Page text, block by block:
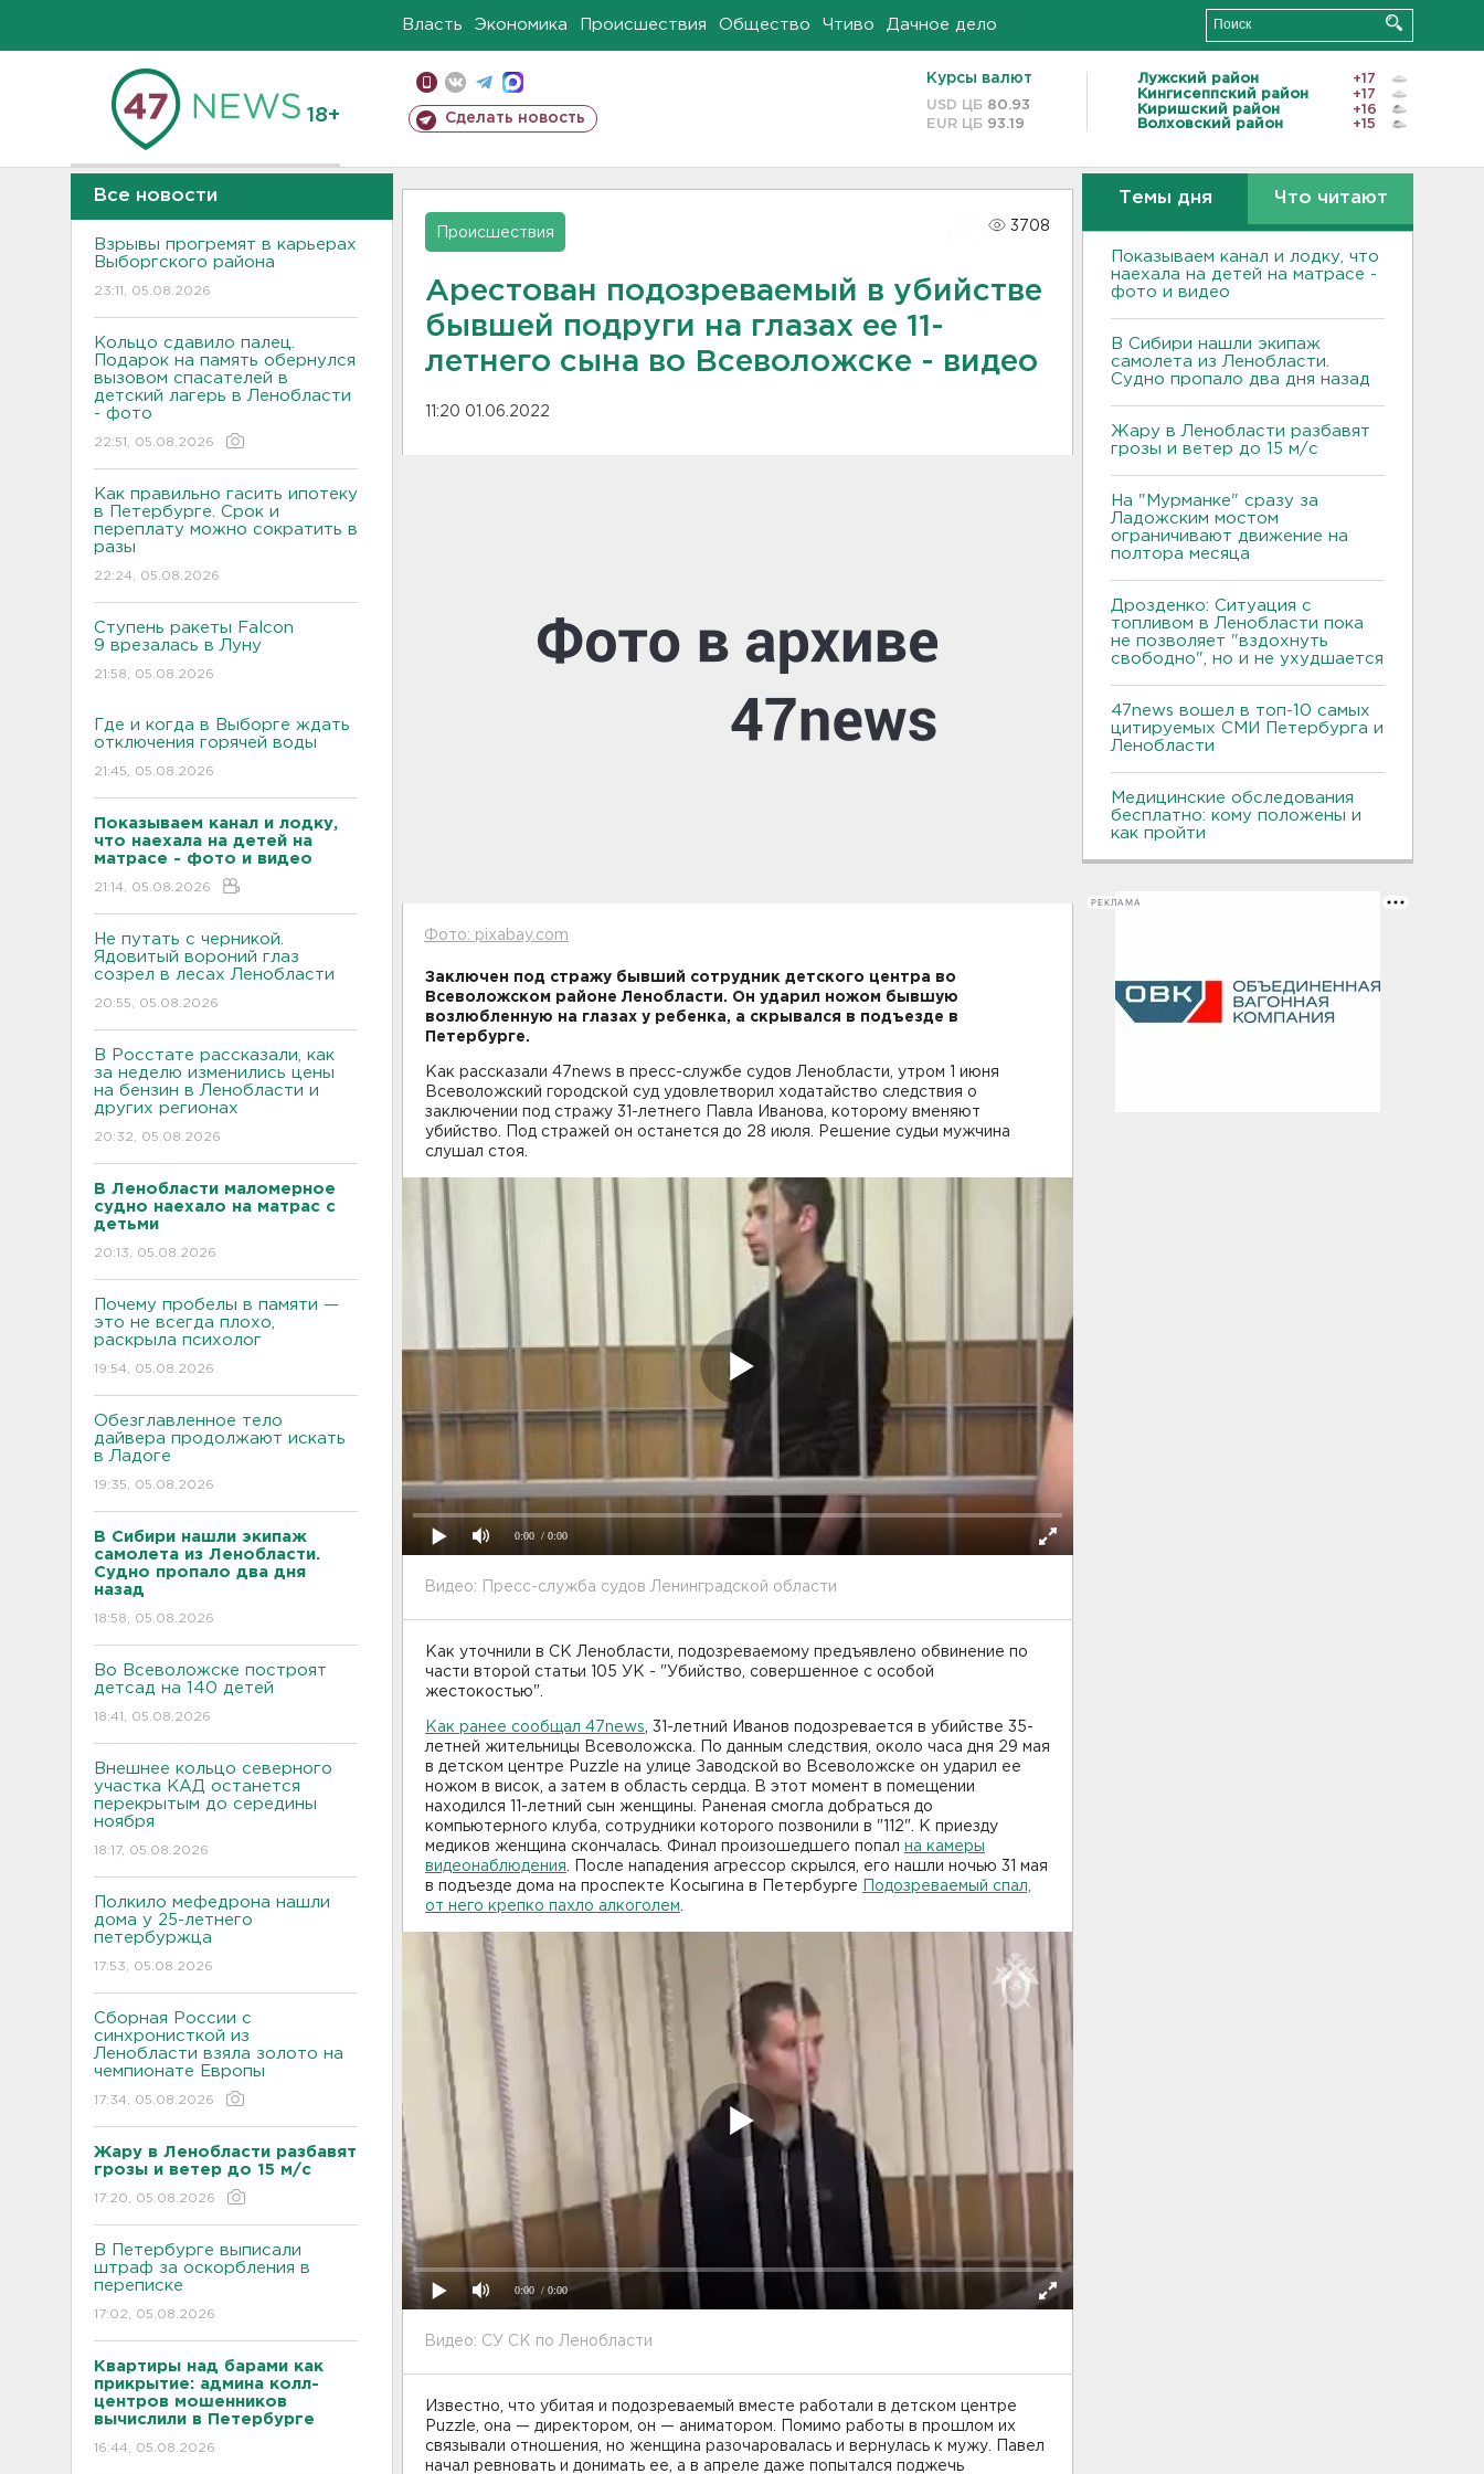
Власть Экономика Происшествия Общество Чтиво Дачное дело
18+ Сделать новость
Курсы валют
USD ЦБ 80.93
EUR ЦБ 93.19
Лужский район
+17
Кингисеппский район
+17
Киришский район
+16
Волховский район
+15
Все новости
Взрывы прогремят в карьерах
Выборгского района
23:11, 05.08.2026
Кольцо сдавило палец.
Подарок на память обернулся
вызовом спасателей в
детский лагерь в Ленобласти
- фото
22:51, 05.08.2026
Как правильно гасить ипотеку
в Петербурге. Срок и
переплату можно сократить в
разы
22:24, 05.08.2026
Ступень ракеты Falcon
9 врезалась в Луну
21:58, 05.08.2026
Где и когда в Выборге ждать
отключения горячей воды
21:45, 05.08.2026
Показываем канал и лодку,
что наехала на детей на
матрасе - фото и видео
21:14, 05.08.2026
Не путать с черникой.
Ядовитый вороний глаз
созрел в лесах Ленобласти
20:55, 05.08.2026
В Росстате рассказали, как
за неделю изменились цены
на бензин в Ленобласти и
других регионах
20:32, 05.08.2026
В Ленобласти маломерное
судно наехало на матрас с
детьми
20:13, 05.08.2026
Почему пробелы в памяти —
это не всегда плохо,
раскрыла психолог
19:54, 05.08.2026
Обезглавленное тело
дайвера продолжают искать
в Ладоге
19:35, 05.08.2026
В Сибири нашли экипаж
самолета из Ленобласти.
Судно пропало два дня
назад
18:58, 05.08.2026
Во Всеволожске построят
детсад на 140 детей
18:41, 05.08.2026
Внешнее кольцо северного
участка КАД останется
перекрытым до середины
ноября
18:17, 05.08.2026
Полкило мефедрона нашли
дома у 25-летнего
петербуржца
17:53, 05.08.2026
Сборная России с
синхронисткой из
Ленобласти взяла золото на
чемпионате Европы
17:34, 05.08.2026
Жару в Ленобласти разбавят
грозы и ветер до 15 м/с
17:20, 05.08.2026
В Петербурге выписали
штраф за оскорбления в
переписке
17:02, 05.08.2026
Квартиры над барами как
прикрытие: админа колл-
центров мошенников
вычислили в Петербурге
16:44, 05.08.2026
Происшествия
3708
Арестован подозреваемый в убийстве
бывшей подруги на глазах ее 11-
летнего сына во Всеволожске - видео
11:20 01.06.2022
Фото: pixabay.com
Заключен под стражу бывший сотрудник детского центра во
Всеволожском районе Ленобласти. Он ударил ножом бывшую
возлюбленную на глазах у ребенка, а скрывался в подъезде в
Петербурге.
Как рассказали 47news в пресс-службе судов Ленобласти, утром 1 июня
Всеволожский городской суд удовлетворил ходатайство следствия о
заключении под стражу 31-летнего Павла Иванова, которому вменяют
убийство. Под стражей он останется до 28 июля. Решение судьи мужчина
слушал стоя.
0:00 / 0:00
Видео: Пресс-служба судов Ленинградской области
Как уточнили в СК Ленобласти, подозреваемому предъявлено обвинение по
части второй статьи 105 УК - "Убийство, совершенное с особой
жестокостью".
Как ранее сообщал 47news , 31-летний Иванов подозревается в убийстве 35-
летней жительницы Всеволожска. По данным следствия, около часа дня 29 мая
в детском центре Puzzle на улице Заводской во Всеволожске он ударил ее
ножом в висок, а затем в область сердца. В этот момент в помещении
находился 11-летний сын женщины. Раненая смогла добраться до
компьютерного клуба, сотрудники которого позвонили в "112". К приезду
медиков женщина скончалась. Финал произошедшего попал на камеры
видеонаблюдения . После нападения агрессор скрылся, его нашли ночью 31 мая
в подъезде дома на проспекте Косыгина в Петербурге
Подозреваемый спал,
от него крепко пахло алкоголем
0:00 / 0:00
Видео: СУ СК по Ленобласти
Известно, что убитая и подозреваемый вместе работали в детском центре
Puzzle, она — директором, он — аниматором. Помимо работы в прошлом их
связывали отношения, но женщина разочаровалась и вернулась к мужу. Павел
начал ревновать и донимать ее, а в апреле даже попытался поджечь
Темы дня Что читают
Показываем канал и лодку, что
наехала на детей на матрасе -
фото и видео
В Сибири нашли экипаж
самолета из Ленобласти.
Судно пропало два дня назад
Жару в Ленобласти разбавят
грозы и ветер до 15 м/с
На "Мурманке" сразу за
Ладожским мостом
ограничивают движение на
полтора месяца
Дрозденко: Ситуация с
топливом в Ленобласти пока
не позволяет "вздохнуть
свободно", но и не ухудшается
47news вошел в топ-10 самых
цитируемых СМИ Петербурга и
Ленобласти
Медицинские обследования
бесплатно: кому положены и
как пройти
РЕКЛАМА